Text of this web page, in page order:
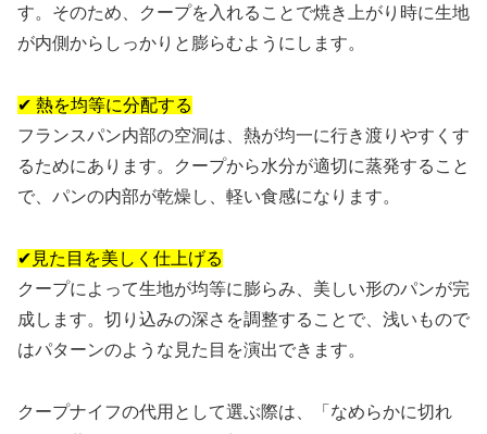
す。そのため、クープを入れることで焼き上がり時に生地
が内側からしっかりと膨らむようにします。
✔ 熱を均等に分配する
フランスパン内部の空洞は、熱が均一に行き渡りやすくす
るためにあります。クープから水分が適切に蒸発すること
で、パンの内部が乾燥し、軽い食感になります。
✔見た目を美しく仕上げる
クープによって生地が均等に膨らみ、美しい形のパンが完
成します。切り込みの深さを調整することで、浅いもので
はパターンのような見た目を演出できます。
クープナイフの代用として選ぶ際は、「なめらかに切れ